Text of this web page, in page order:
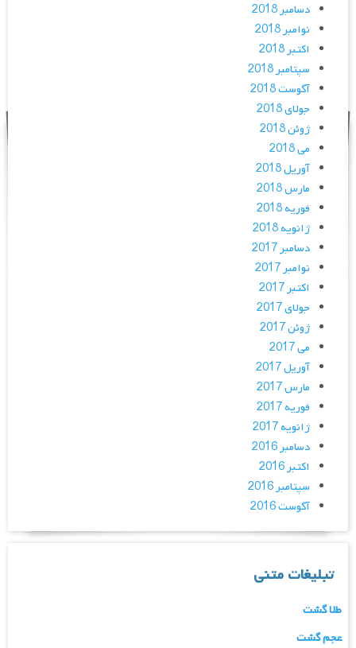
دسامبر 2018
نوامبر 2018
اکتبر 2018
سپتامبر 2018
آگوست 2018
جولای 2018
ژوئن 2018
می 2018
آوریل 2018
مارس 2018
فوریه 2018
ژانویه 2018
دسامبر 2017
نوامبر 2017
اکتبر 2017
جولای 2017
ژوئن 2017
می 2017
آوریل 2017
مارس 2017
فوریه 2017
ژانویه 2017
دسامبر 2016
اکتبر 2016
سپتامبر 2016
آگوست 2016
تبلیغات متنی
طلا گشت
عجم گشت